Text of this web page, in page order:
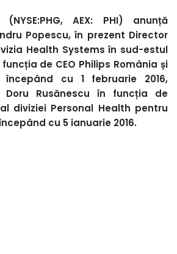
AEX: PHI) anunță
Popescu, în prezent Director
Health Systems în sud-estul
funcția de CEO Philips România și
începând cu 1 februarie 2016,
Rusănescu în funcția de
diviziei Personal Health pentru
cu 5 ianuarie 2016.